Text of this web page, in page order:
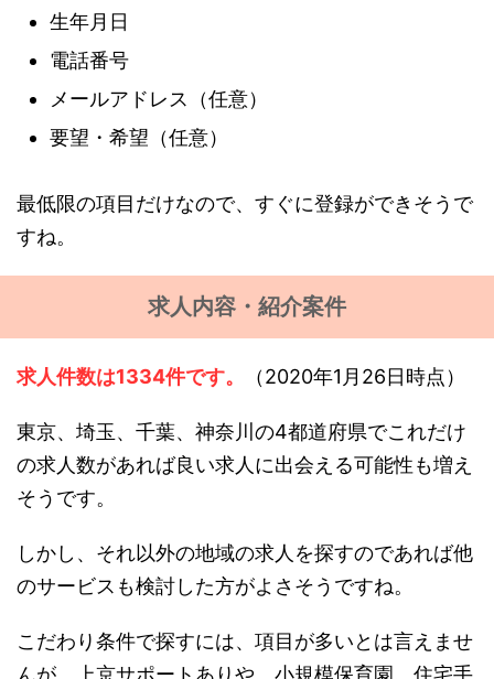
生年月日
電話番号
メールアドレス（任意）
要望・希望（任意）
最低限の項目だけなので、すぐに登録ができそうで
すね。
求人内容・紹介案件
求人件数は1334件です。 （2020年1月26日時点）
東京、埼玉、千葉、神奈川の4都道府県でこれだけ
の求人数があれば良い求人に出会える可能性も増え
そうです。
しかし、それ以外の地域の求人を探すのであれば他
のサービスも検討した方がよさそうですね。
こだわり条件で探すには、項目が多いとは言えませ
んが、上京サポートありや、小規模保育園、住宅手